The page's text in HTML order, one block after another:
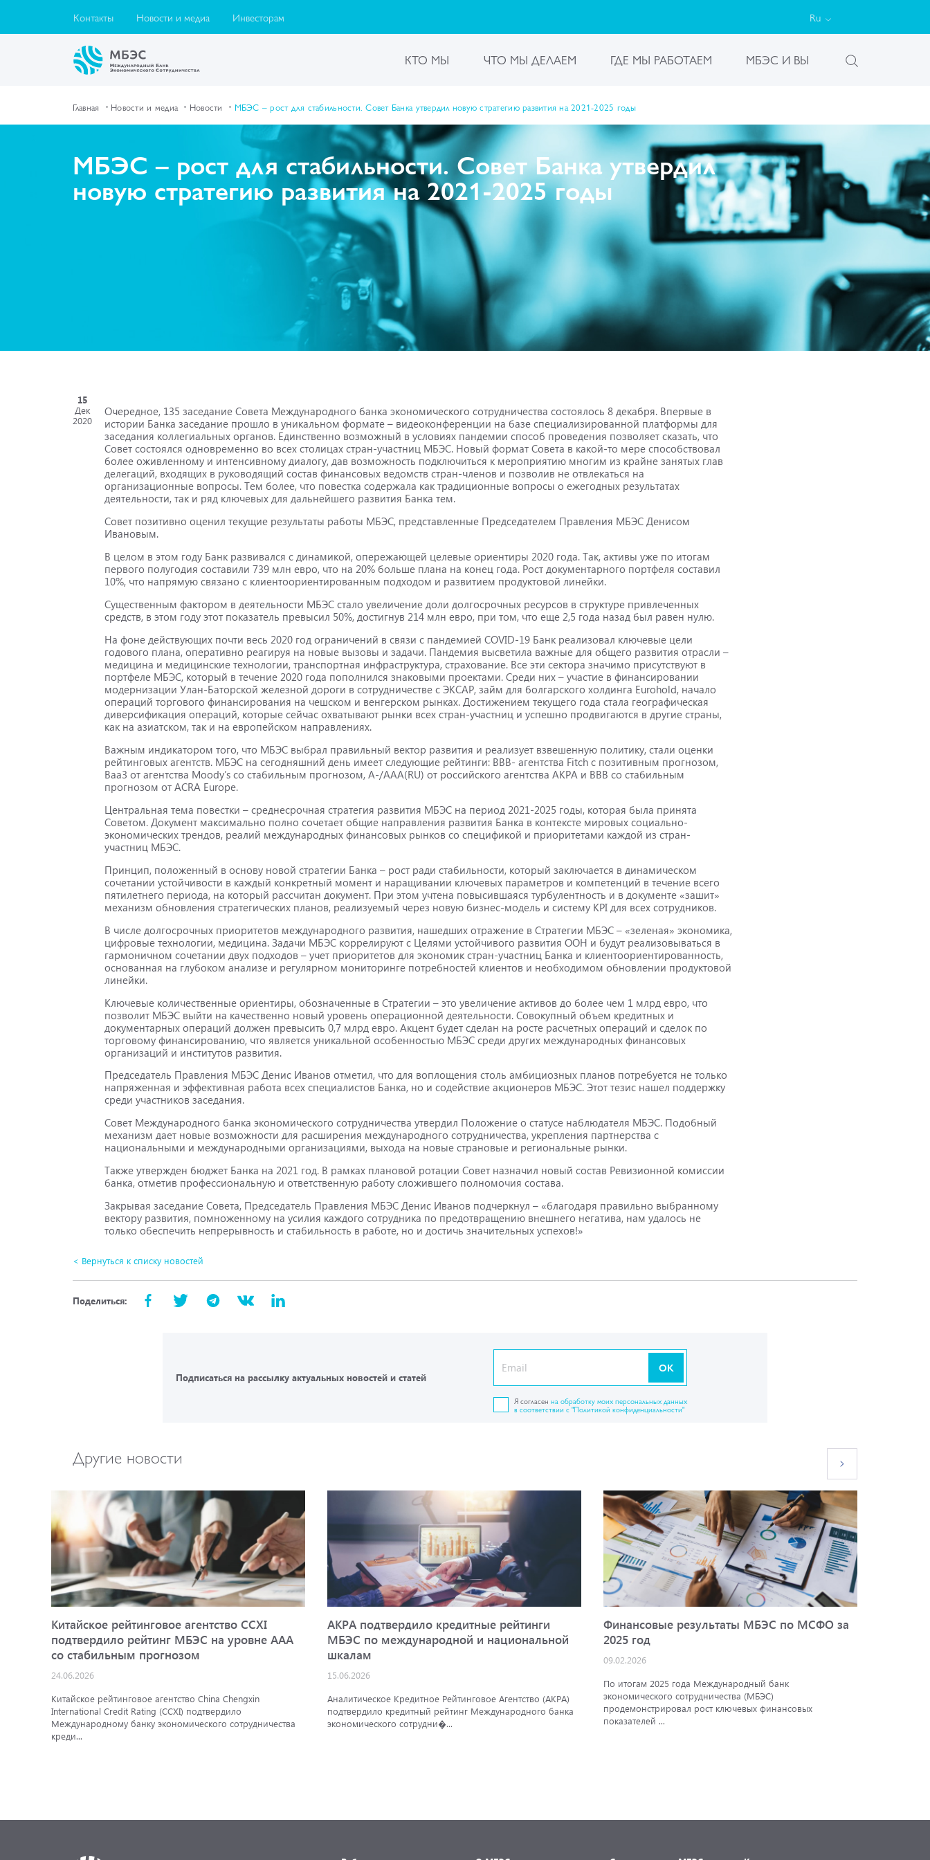
Контакты Новости и медиа Инвесторам Ru
КТО МЫ ЧТО МЫ ДЕЛАЕМ ГДЕ МЫ РАБОТАЕМ МБЭС И ВЫ
Главная Новости и медиа Новости МБЭС – рост для стабильности. Совет Банка утвердил новую стратегию развития на 2021-2025 годы
МБЭС – рост для стабильности. Совет Банка утвердил
новую стратегию развития на 2021-2025 годы
15
Дек
2020
Очередное, 135 заседание Совета Международного банка экономического сотрудничества состоялось 8 декабря. Впервые в
истории Банка заседание прошло в уникальном формате – видеоконференции на базе специализированной платформы для
заседания коллегиальных органов. Единственно возможный в условиях пандемии способ проведения позволяет сказать, что
Совет состоялся одновременно во всех столицах стран-участниц МБЭС. Новый формат Совета в какой-то мере способствовал
более оживленному и интенсивному диалогу, дав возможность подключиться к мероприятию многим из крайне занятых глав
делегаций, входящих в руководящий состав финансовых ведомств стран-членов и позволив не отвлекаться на
организационные вопросы. Тем более, что повестка содержала как традиционные вопросы о ежегодных результатах
деятельности, так и ряд ключевых для дальнейшего развития Банка тем.
Совет позитивно оценил текущие результаты работы МБЭС, представленные Председателем Правления МБЭС Денисом
Ивановым.
В целом в этом году Банк развивался с динамикой, опережающей целевые ориентиры 2020 года. Так, активы уже по итогам
первого полугодия составили 739 млн евро, что на 20% больше плана на конец года. Рост документарного портфеля составил
10%, что напрямую связано с клиентоориентированным подходом и развитием продуктовой линейки.
Существенным фактором в деятельности МБЭС стало увеличение доли долгосрочных ресурсов в структуре привлеченных
средств, в этом году этот показатель превысил 50%, достигнув 214 млн евро, при том, что еще 2,5 года назад был равен нулю.
На фоне действующих почти весь 2020 год ограничений в связи с пандемией COVID-19 Банк реализовал ключевые цели
годового плана, оперативно реагируя на новые вызовы и задачи. Пандемия высветила важные для общего развития отрасли –
медицина и медицинские технологии, транспортная инфраструктура, страхование. Все эти сектора значимо присутствуют в
портфеле МБЭС, который в течение 2020 года пополнился знаковыми проектами. Среди них – участие в финансировании
модернизации Улан-Баторской железной дороги в сотрудничестве с ЭКСАР, займ для болгарского холдинга Eurohold, начало
операций торгового финансирования на чешском и венгерском рынках. Достижением текущего года стала географическая
диверсификация операций, которые сейчас охватывают рынки всех стран-участниц и успешно продвигаются в другие страны,
как на азиатском, так и на европейском направлениях.
Важным индикатором того, что МБЭС выбрал правильный вектор развития и реализует взвешенную политику, стали оценки
рейтинговых агентств. МБЭС на сегодняшний день имеет следующие рейтинги: BBB- агентства Fitch с позитивным прогнозом,
Baa3 от агентства Moody’s со стабильным прогнозом, A-/AAA(RU) от российского агентства АКРА и BBB со стабильным
прогнозом от ACRA Europe.
Центральная тема повестки – среднесрочная стратегия развития МБЭС на период 2021-2025 годы, которая была принята
Советом. Документ максимально полно сочетает общие направления развития Банка в контексте мировых социально-
экономических трендов, реалий международных финансовых рынков со спецификой и приоритетами каждой из стран-
участниц МБЭС.
Принцип, положенный в основу новой стратегии Банка – рост ради стабильности, который заключается в динамическом
сочетании устойчивости в каждый конкретный момент и наращивании ключевых параметров и компетенций в течение всего
пятилетнего периода, на который рассчитан документ. При этом учтена повысившаяся турбулентность и в документе «зашит»
механизм обновления стратегических планов, реализуемый через новую бизнес-модель и систему KPI для всех сотрудников.
В числе долгосрочных приоритетов международного развития, нашедших отражение в Стратегии МБЭС – «зеленая» экономика,
цифровые технологии, медицина. Задачи МБЭС коррелируют с Целями устойчивого развития ООН и будут реализовываться в
гармоничном сочетании двух подходов – учет приоритетов для экономик стран-участниц Банка и клиентоориентированность,
основанная на глубоком анализе и регулярном мониторинге потребностей клиентов и необходимом обновлении продуктовой
линейки.
Ключевые количественные ориентиры, обозначенные в Стратегии – это увеличение активов до более чем 1 млрд евро, что
позволит МБЭС выйти на качественно новый уровень операционной деятельности. Совокупный объем кредитных и
документарных операций должен превысить 0,7 млрд евро. Акцент будет сделан на росте расчетных операций и сделок по
торговому финансированию, что является уникальной особенностью МБЭС среди других международных финансовых
организаций и институтов развития.
Председатель Правления МБЭС Денис Иванов отметил, что для воплощения столь амбициозных планов потребуется не только
напряженная и эффективная работа всех специалистов Банка, но и содействие акционеров МБЭС. Этот тезис нашел поддержку
среди участников заседания.
Совет Международного банка экономического сотрудничества утвердил Положение о статусе наблюдателя МБЭС. Подобный
механизм дает новые возможности для расширения международного сотрудничества, укрепления партнерства с
национальными и международными организациями, выхода на новые страновые и региональные рынки.
Также утвержден бюджет Банка на 2021 год. В рамках плановой ротации Совет назначил новый состав Ревизионной комиссии
банка, отметив профессиональную и ответственную работу сложившего полномочия состава.
Закрывая заседание Совета, Председатель Правления МБЭС Денис Иванов подчеркнул – «благодаря правильно выбранному
вектору развития, помноженному на усилия каждого сотрудника по предотвращению внешнего негатива, нам удалось не
только обеспечить непрерывность и стабильность в работе, но и достичь значительных успехов!»
< Вернуться к списку новостей
Поделиться:
Подписаться на рассылку актуальных новостей и статей
OK
Я согласен на обработку моих персональных данных
в соответствии с "Политикой конфиденциальности"
Другие новости
Китайское рейтинговое агентство CCXI
подтвердило рейтинг МБЭС на уровне AAA
со стабильным прогнозом
24.06.2026
Китайское рейтинговое агентство China Chengxin
International Credit Rating (CCXI) подтвердило
Международному банку экономического сотрудничества
креди...
АКРА подтвердило кредитные рейтинги
МБЭС по международной и национальной
шкалам
15.06.2026
Аналитическое Кредитное Рейтинговое Агентство (АКРА)
подтвердило кредитный рейтинг Международного банка
экономического сотрудни�...
Финансовые результаты МБЭС по МСФО за
2025 год
09.02.2026
По итогам 2025 года Международный банк
экономического сотрудничества (МБЭС)
продемонстрировал рост ключевых финансовых
показателей ...